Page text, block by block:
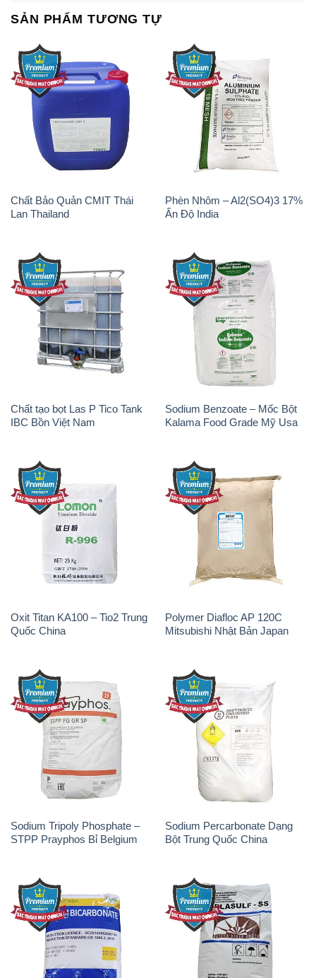
Chất Bảo Quản CMIT Thái
Lan Thailand
Phèn Nhôm – Al2(SO4)3 17%
Ấn Độ India
Chất tạo bọt Las P Tico Tank
IBC Bồn Việt Nam
Sodium Benzoate – Mốc Bột
Kalama Food Grade Mỹ Usa
Oxit Titan KA100 – Tio2 Trung
Polymer Diafloc AP 120C
Mitsubishi Nhật Bản Japan
Sodium Tripoly Phosphate –
STPP Prayphos Bỉ Belgium
Sodium Percarbonate Dạng
Bột Trung Quốc China
Sodium Bicarbonate – Bicar
NaHCO3 Hunan Trung Quốc
Natri Sunphit – NA2SO3 Thái